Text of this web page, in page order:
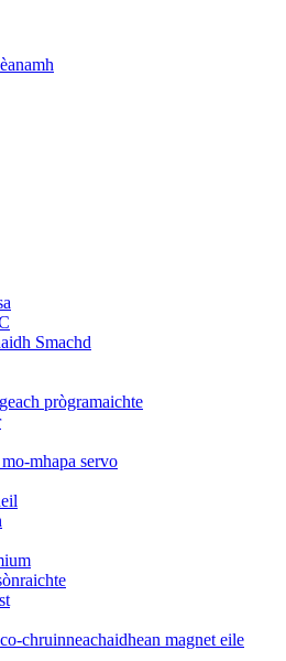
Smachd
prògramaichte
mhapa servo
chruinneachaidhean magnet eile